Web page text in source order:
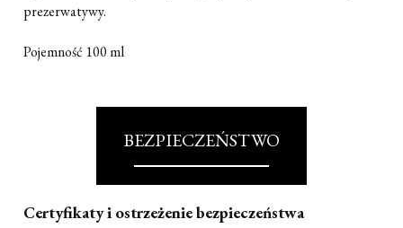
prezerwatywy.
Pojemność 100 ml
BEZPIECZEŃSTWO
Certyfikaty i ostrzeżenie bezpieczeństwa